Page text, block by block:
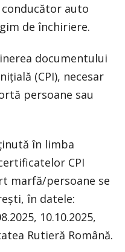
auto
de închiriere.
documentului
(CPI), necesar
persoane sau
în limba
CPI
marfă/persoane se
în datele:
10.10.2025,
Rutieră Română.